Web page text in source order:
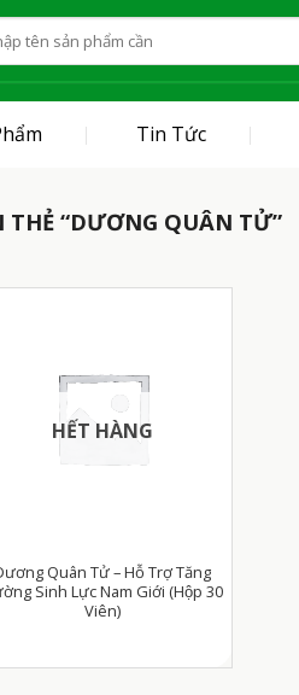
Tin Tức
“DƯƠNG QUÂN TỬ”
HẾT HÀNG
Quân Tử – Hỗ Trợ Tăng
Sinh Lực Nam Giới (Hộp 30
Viên)